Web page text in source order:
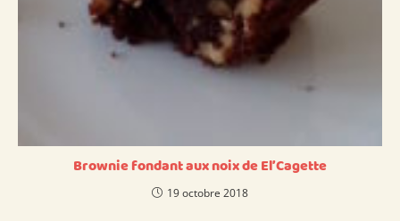
Brownie fondant aux noix de El’Cagette
19 octobre 2018